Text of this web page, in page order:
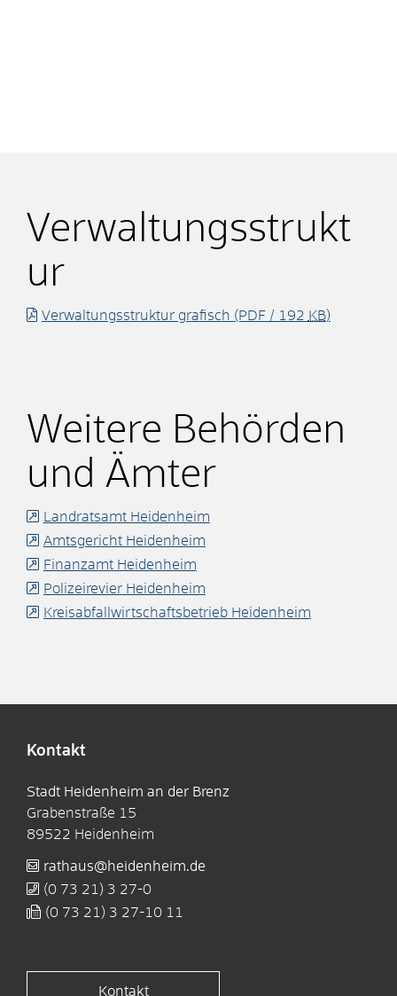
Verwaltungsstrukt
ur
Verwaltungsstruktur grafisch (PDF / 192 KB)
Weitere Behörden
und Ämter
Landratsamt Heidenheim
Amtsgericht Heidenheim
Finanzamt Heidenheim
Polizeirevier Heidenheim
Kreisabfallwirtschaftsbetrieb Heidenheim
Kontakt
Stadt Heidenheim an der Brenz
Grabenstraße 15
89522 Heidenheim
rathaus@heidenheim.de
(0 73 21) 3 27-0
(0 73 21) 3 27-10 11
Kontakt